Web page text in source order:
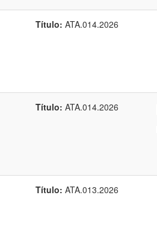
Título: ATA.014.2026
Título: ATA.014.2026
Título: ATA.013.2026